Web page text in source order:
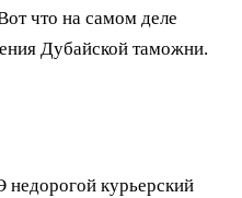
что на самом деле
Дубайской таможни.
курьерский